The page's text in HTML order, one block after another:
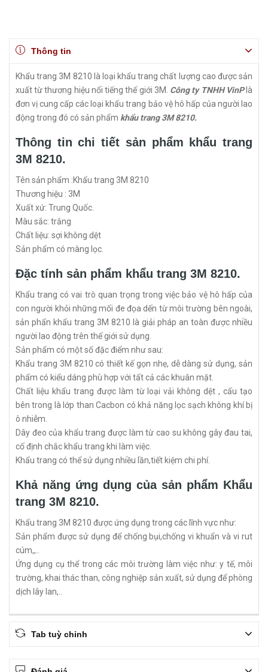
Thông tin
Khẩu trang 3M 8210 là loại khẩu trang chất lượng cao được sản
xuất từ thương hiệu nổi tiếng thế giới 3M. Công ty TNHH VinPlà
đơn vị cung cấp các loại khẩu trang bảo vệ hô hấp của người lao
động trong đó có sản phẩm khẩu trang 3M 8210.
Thông tin chi tiết sản phẩm khẩu trang
3M 8210.
Tên sản phẩm :Khẩu trang 3M 8210
Thương hiệu : 3M
Xuất xứ: Trung Quốc.
Màu sắc: trắng
Chất liệu: sợi không dệt
Sản phẩm có màng lọc.
Đặc tính sản phẩm khẩu trang 3M 8210.
Khẩu trang có vai trò quan trọng trong việc bảo vệ hô hấp của
con người khỏi những mối đe đọa dến từ môi trường bên ngoài,
sản phẩn khẩu trang 3M 8210 là giải pháp an toàn được nhiều
người lao động trên thế giới sử dụng.
Sản phẩm có một số đặc điểm như sau:
Khẩu trang 3M 8210 có thiết kế gọn nhẹ, dễ dàng sử dụng, sản
phẩm có kiểu dáng phù hợp với tất cả các khuân mặt.
Chất liệu khẩu trang được làm từ loại vải không dệt , cấu tạo
bên trong là lớp than Cacbon có khả năng lọc sạch không khí bị
ô nhiễm.
Dây đeo của khẩu trang được làm từ cao su không gây đau tai,
cố định chắc khẩu trang khi làm việc.
Khẩu trang có thể sử dụng nhiều lần,tiết kiệm chi phí.
Khả năng ứng dụng của sản phẩm Khẩu
trang 3M 8210.
Khẩu trang 3M 8210 được ứng dụng trong các lĩnh vực như:
Sản phẩm được sử dụng để chống bụi,chống vi khuẩn và vi rut
cúm,,..
Ứng dụng cụ thể trong các môi trường làm việc như: y tế, môi
trường, khai thác than, công nghiệp sản xuất, sử dụng để phòng
dịch lây lan,..
Tab tuỳ chỉnh